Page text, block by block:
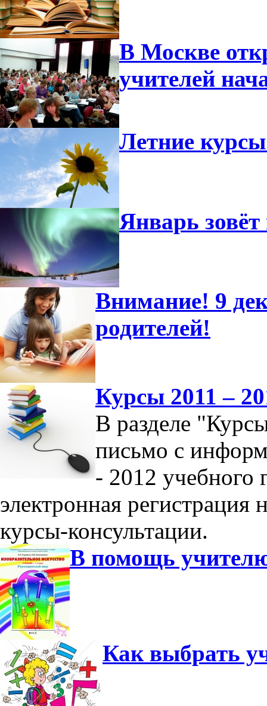
В Москве
учителей
Летние
Январь зовёт
Внимание! 9
родителей!
Курсы 2011 –
В разделе
письмо с
- 2012 учебного
электронная
курсы-консультации.
В помощь
Как выбрать